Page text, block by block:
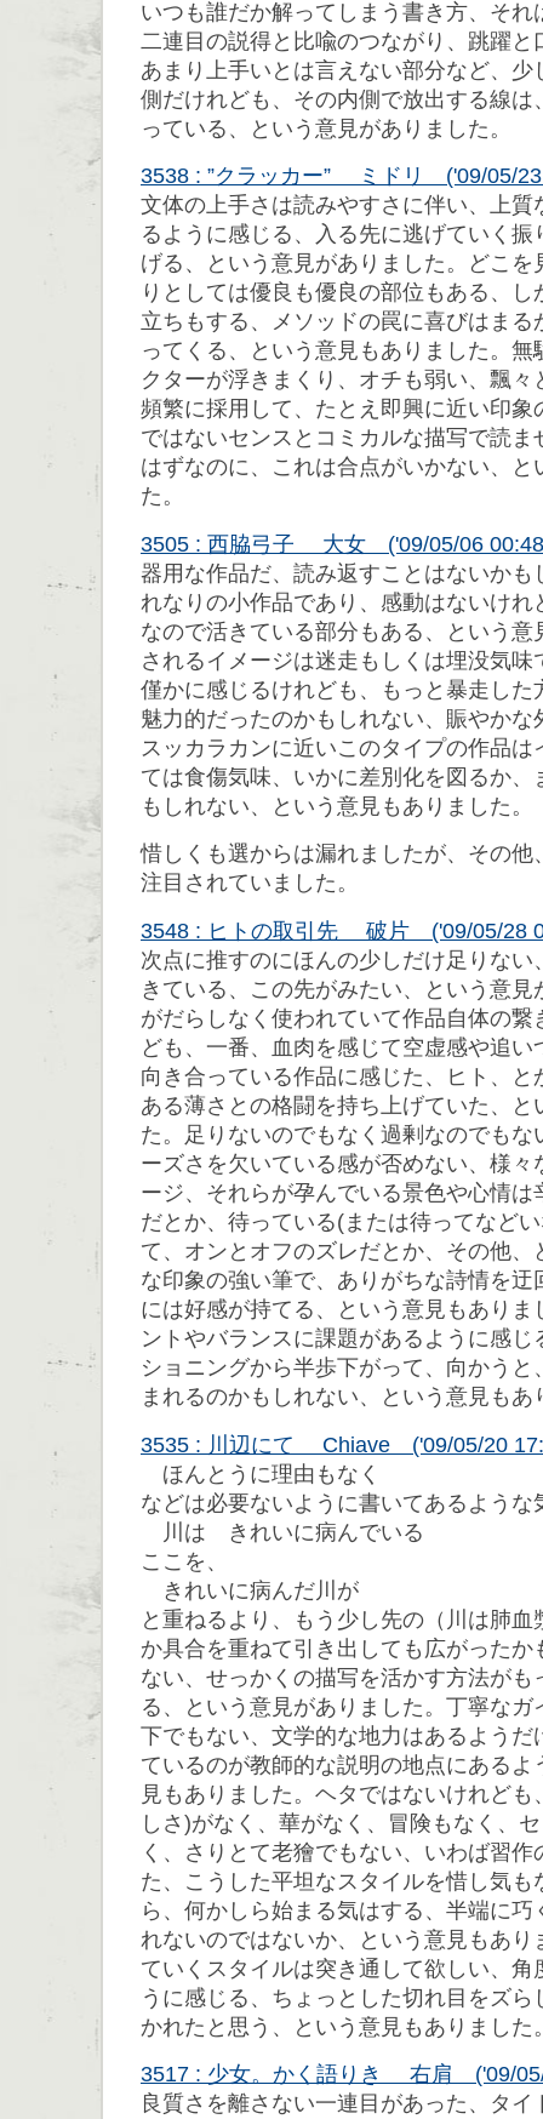
いつも誰だか解ってしまう書き方、それ
二連目の説得と比喩のつながり、跳躍
あまり上手いとは言えない部分など、少
側だけれども、その内側で放出する線は
っている、という意見がありました。
3538 : ”クラッカー” ミドリ ('09/05/23
文体の上手さは読みやすさに伴い、上質
るように感じる、入る先に逃げていく
げる、という意見がありました。どこを
りとしては優良も優良の部位もある、
立ちもする、メソッドの罠に喜びはまる
ってくる、という意見もありました。
クターが浮きまくり、オチも弱い、飄
頻繁に採用して、たとえ即興に近い印象
ではないセンスとコミカルな描写で読ま
はずなのに、これは合点がいかない、と
た。
3505 : 西脇弓子 大女 ('09/05/06
器用な作品だ、読み返すことはないかも
れなりの小作品であり、感動はないけ
なので活きている部分もある、という意
されるイメージは迷走もしくは埋没気
僅かに感じるけれども、もっと暴走した
魅力的だったのかもしれない、賑やかな
スッカラカンに近いこのタイプの作品
ては食傷気味、いかに差別化を図るか、
もしれない、という意見もありました。
惜しくも選からは漏れましたが、その他
注目されていました。
3548 : ヒトの取引先 破片 ('09/05/28
次点に推すのにほんの少しだけ足りない
きている、この先がみたい、という意
がだらしなく使われていて作品自体の繋
ども、一番、血肉を感じて空虚感や追
向き合っている作品に感じた、ヒト、と
ある薄さとの格闘を持ち上げていた、と
た。足りないのでもなく過剰なのでもな
ーズさを欠いている感が否めない、様々
ージ、それらが孕んでいる景色や心情は
だとか、待っている(または待ってなど
て、オンとオフのズレだとか、その他、
な印象の強い筆で、ありがちな詩情を迂
には好感が持てる、という意見もありま
ントやバランスに課題があるように感
ショニングから半歩下がって、向かう
まれるのかもしれない、という意見もあ
3535 : 川辺にて Chiave ('09/05/20
ほんとうに理由もなく
などは必要ないように書いてあるような
川は きれいに病んでいる
ここを、
きれいに病んだ川が
と重ねるより、もう少し先の（川は肺
か具合を重ねて引き出しても広がったか
ない、せっかくの描写を活かす方法がも
る、という意見がありました。丁寧な
下でもない、文学的な地力はあるようだ
ているのが教師的な説明の地点にあるよ
見もありました。ヘタではないけれど
しさ)がなく、華がなく、冒険もなく、
く、さりとて老獪でもない、いわば習
た、こうした平坦なスタイルを惜し気も
ら、何かしら始まる気はする、半端に
れないのではないか、という意見もあり
ていくスタイルは突き通して欲しい、角
うに感じる、ちょっとした切れ目をズ
かれたと思う、という意見もありました
3517 : 少女。かく語りき 右肩 ('09/
良質さを離さない一連目があった、タ